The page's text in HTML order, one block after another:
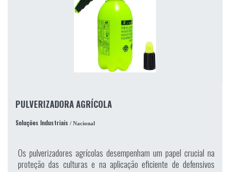
PULVERIZADORA AGRÍCOLA
Soluções Industriais / Nacional
Os pulverizadores agrícolas desempenham um papel crucial na
proteção das culturas e na aplicação eficiente de defensivos